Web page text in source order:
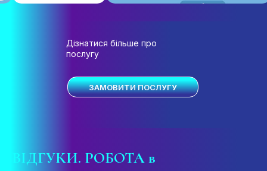
Дізнатися більше про
послугу
ЗАМОВИТИ ПОСЛУГУ
ВІДГУКИ. РОБОТА в